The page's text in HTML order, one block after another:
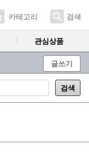
카테고리 검색
관심상품
글쓰기
검색